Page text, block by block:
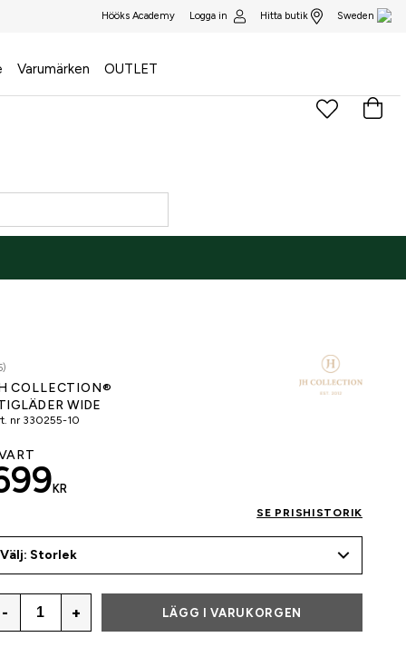
Hööks Academy Logga in Hitta butik Sweden
Varumärken OUTLET
COLLECTION®
WIDE
nr 330255-10
KR
SE PRISHISTORIK
Välj: Storlek
- + LÄGG I VARUKORGEN